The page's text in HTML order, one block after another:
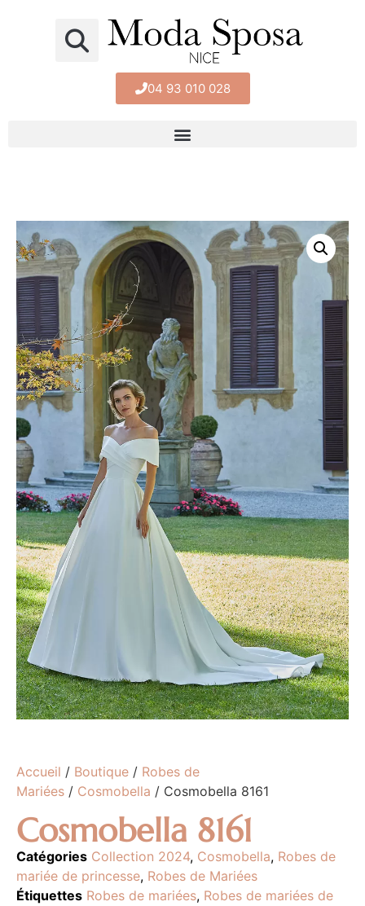
04 93 010 028
Accueil / Boutique / Robes de
Mariées / Cosmobella / Cosmobella 8161
Cosmobella 8161
Catégories Collection 2024, Cosmobella, Robes de
mariée de princesse, Robes de Mariées
Étiquettes Robes de mariées, Robes de mariées de